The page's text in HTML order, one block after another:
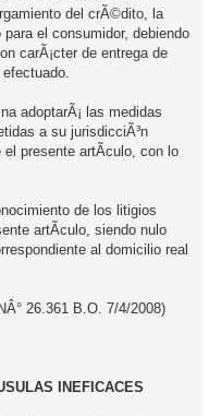
del crÃ©dito, la
el consumidor, debiendo
carÃ¡cter de entrega de
adoptarÃ¡ las medidas
a su jurisdicciÃ³n
presente artÃ­culo, con lo
de los litigios
artÃ­culo, siendo nulo
al domicilio real
26.361 B.O. 7/4/2008)
INEFICACES